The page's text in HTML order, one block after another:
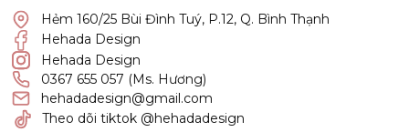
Hẻm 160/25 Bùi Đình Tuý, P.12, Q. Bình Thạnh
Hehada Design
Hehada Design
0367 655 057 (Ms. Hương)
hehadadesign@gmail.com
Theo dõi tiktok @hehadadesign